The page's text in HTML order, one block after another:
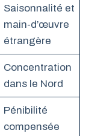
Saisonnalité et
main-d’œuvre
étrangère
Concentration
dans le Nord
Pénibilité
compensée